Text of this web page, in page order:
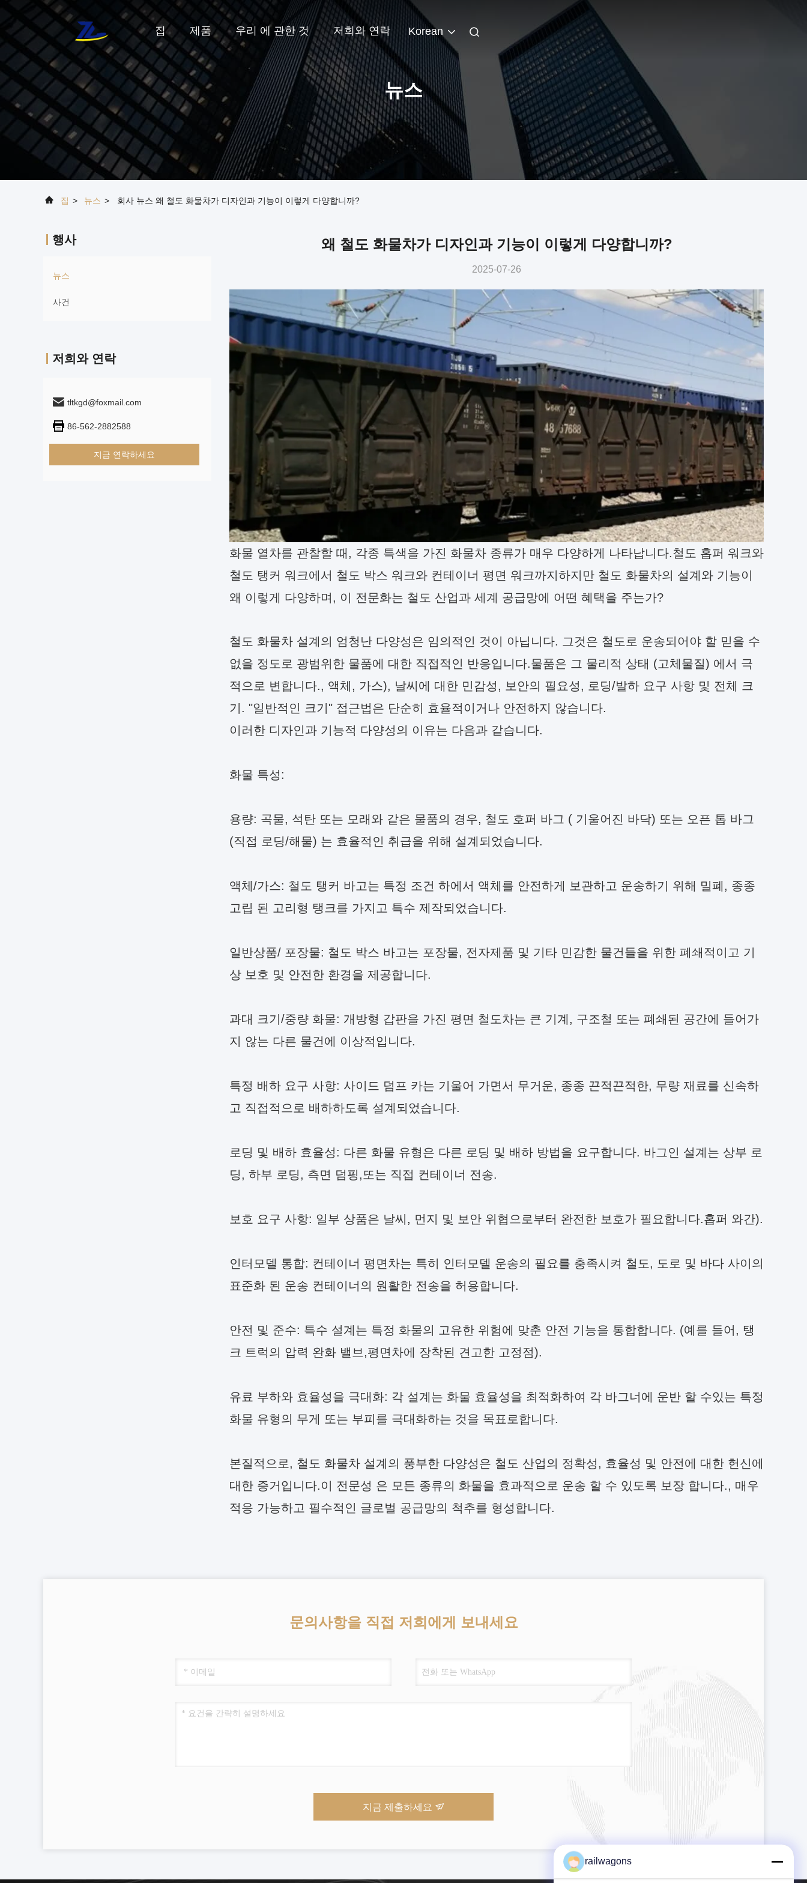
집 제품 우리 에 관한 것 저희와 연락 Korean
뉴스
집 > 뉴스 > 회사 뉴스 왜 철도 화물차가 디자인과 기능이 이렇게 다양합니까?
행사
뉴스
사건
저희와 연락
tltkgd@foxmail.com
86-562-2882588
지금 연락하세요
왜 철도 화물차가 디자인과 기능이 이렇게 다양합니까?
2025-07-26
화물 열차를 관찰할 때, 각종 특색을 가진 화물차 종류가 매우 다양하게 나타납니다.철도 홉퍼 워크와
철도 탱커 워크에서 철도 박스 워크와 컨테이너 평면 워크까지하지만 철도 화물차의 설계와 기능이
왜 이렇게 다양하며, 이 전문화는 철도 산업과 세계 공급망에 어떤 혜택을 주는가?
철도 화물차 설계의 엄청난 다양성은 임의적인 것이 아닙니다. 그것은 철도로 운송되어야 할 믿을 수
없을 정도로 광범위한 물품에 대한 직접적인 반응입니다.물품은 그 물리적 상태 (고체물질) 에서 극
적으로 변합니다., 액체, 가스), 날씨에 대한 민감성, 보안의 필요성, 로딩/발하 요구 사항 및 전체 크
기. "일반적인 크기" 접근법은 단순히 효율적이거나 안전하지 않습니다.
이러한 디자인과 기능적 다양성의 이유는 다음과 같습니다.
화물 특성:
용량: 곡물, 석탄 또는 모래와 같은 물품의 경우, 철도 호퍼 바그 ( 기울어진 바닥) 또는 오픈 톱 바그
(직접 로딩/해물) 는 효율적인 취급을 위해 설계되었습니다.
액체/가스: 철도 탱커 바고는 특정 조건 하에서 액체를 안전하게 보관하고 운송하기 위해 밀폐, 종종
고립 된 고리형 탱크를 가지고 특수 제작되었습니다.
일반상품/ 포장물: 철도 박스 바고는 포장물, 전자제품 및 기타 민감한 물건들을 위한 폐쇄적이고 기
상 보호 및 안전한 환경을 제공합니다.
과대 크기/중량 화물: 개방형 갑판을 가진 평면 철도차는 큰 기계, 구조철 또는 폐쇄된 공간에 들어가
지 않는 다른 물건에 이상적입니다.
특정 배하 요구 사항: 사이드 덤프 카는 기울어 가면서 무거운, 종종 끈적끈적한, 무량 재료를 신속하
고 직접적으로 배하하도록 설계되었습니다.
로딩 및 배하 효율성: 다른 화물 유형은 다른 로딩 및 배하 방법을 요구합니다. 바그인 설계는 상부 로
딩, 하부 로딩, 측면 덤핑,또는 직접 컨테이너 전송.
보호 요구 사항: 일부 상품은 날씨, 먼지 및 보안 위협으로부터 완전한 보호가 필요합니다.홉퍼 와간).
인터모델 통합: 컨테이너 평면차는 특히 인터모델 운송의 필요를 충족시켜 철도, 도로 및 바다 사이의
표준화 된 운송 컨테이너의 원활한 전송을 허용합니다.
안전 및 준수: 특수 설계는 특정 화물의 고유한 위험에 맞춘 안전 기능을 통합합니다. (예를 들어, 탱
크 트럭의 압력 완화 밸브,평면차에 장착된 견고한 고정점).
유료 부하와 효율성을 극대화: 각 설계는 화물 효율성을 최적화하여 각 바그너에 운반 할 수있는 특정
화물 유형의 무게 또는 부피를 극대화하는 것을 목표로합니다.
본질적으로, 철도 화물차 설계의 풍부한 다양성은 철도 산업의 정확성, 효율성 및 안전에 대한 헌신에
대한 증거입니다.이 전문성 은 모든 종류의 화물을 효과적으로 운송 할 수 있도록 보장 합니다., 매우
적응 가능하고 필수적인 글로벌 공급망의 척추를 형성합니다.
문의사항을 직접 저희에게 보내세요
지금 제출하세요
railwagons